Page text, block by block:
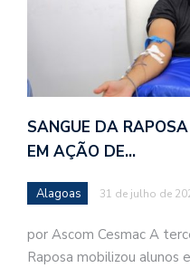
SANGUE DA
EM AÇÃO DE…
Alagoas 31 de julho de
por Ascom Cesmac A
Raposa mobilizou alunos